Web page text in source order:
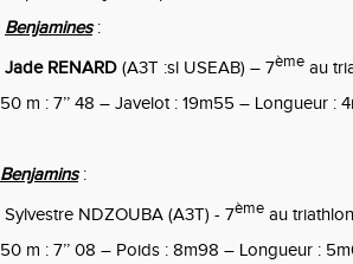
Benjamines:
Jade RENARD (A3T :sl USEAB) – 7ème au
50 m : 7’’ 48 – Javelot : 19m55 – Longueur :
Benjamins:
Sylvestre NDZOUBA (A3T) - 7ème au
50 m : 7’’ 08 – Poids : 8m98 – Longueur :